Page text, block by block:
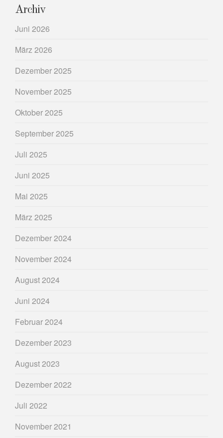
Archiv
Juni 2026
März 2026
Dezember 2025
November 2025
Oktober 2025
September 2025
Juli 2025
Juni 2025
Mai 2025
März 2025
Dezember 2024
November 2024
August 2024
Juni 2024
Februar 2024
Dezember 2023
August 2023
Dezember 2022
Juli 2022
November 2021